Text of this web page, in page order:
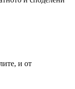
и от